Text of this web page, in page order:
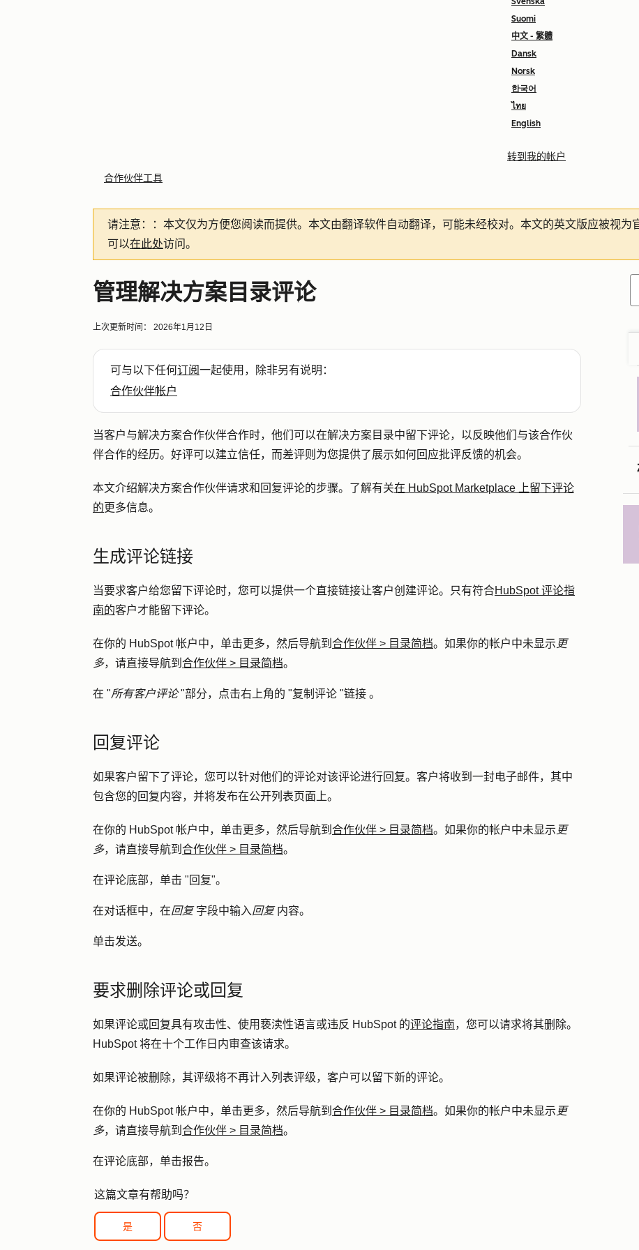
Suomi
中文 - 繁體
Dansk
Norsk
한국어
ไทย
English
转到我的帐户
合作伙伴工具
请注意： ：本文仅为方便您阅读而提供。 本文由翻译软件自动翻译，可能未经校对。本文的英文版应被视为
可以在此处访问。
管理解决方案目录评论
上次更新时间： 2026年1月12日
可与以下任何订阅一起使用，除非另有说明：
合作伙伴帐户
当客户与解决方案合作伙伴合作时，他们可以在解决方案目录中留下评论，以反映他们与该合作伙
伴合作的经历。好评可以建立信任，而差评则为您提供了展示如何回应批评反馈的机会。
本文介绍解决方案合作伙伴请求和回复评论的步骤。了解有关在 HubSpot Marketplace 上留下评论
的更多信息。
生成评论链接
当要求客户给您留下评论时，您可以提供一个直接链接让客户创建评论。只有符合HubSpot 评论指
南的客户才能留下评论。
在你的 HubSpot 帐户中，单击更多，然后导航到 合作伙伴 > 目录简档。如果你的帐户中未显示 更
多，请直接导航到 合作伙伴 > 目录简档。
在 "所有客户评论"部分，点击右上角的 "复制评论 "链接 。
回复评论
如果客户留下了评论，您可以针对他们的评论对该评论进行回复。客户将收到一封电子邮件，其中
包含您的回复内容，并将发布在公开列表页面上。
在你的 HubSpot 帐户中，单击更多，然后导航到 合作伙伴 > 目录简档。如果你的帐户中未显示 更
多，请直接导航到 合作伙伴 > 目录简档。
在评论底部，单击 " 回复"。
在对话框中，在回复字段中输入回复内容。
单击发送。
要求删除评论或回复
如果评论或回复具有攻击性、使用亵渎性语言或违反 HubSpot 的评论指南，您可以请求将其删除。
HubSpot 将在十个工作日内审查该请求。
如果评论被删除，其评级将不再计入列表评级，客户可以留下新的评论。
在你的 HubSpot 帐户中，单击更多，然后导航到 合作伙伴 > 目录简档。如果你的帐户中未显示 更
多，请直接导航到 合作伙伴 > 目录简档。
在评论底部，单击报告。
这篇文章有帮助吗？
是 否